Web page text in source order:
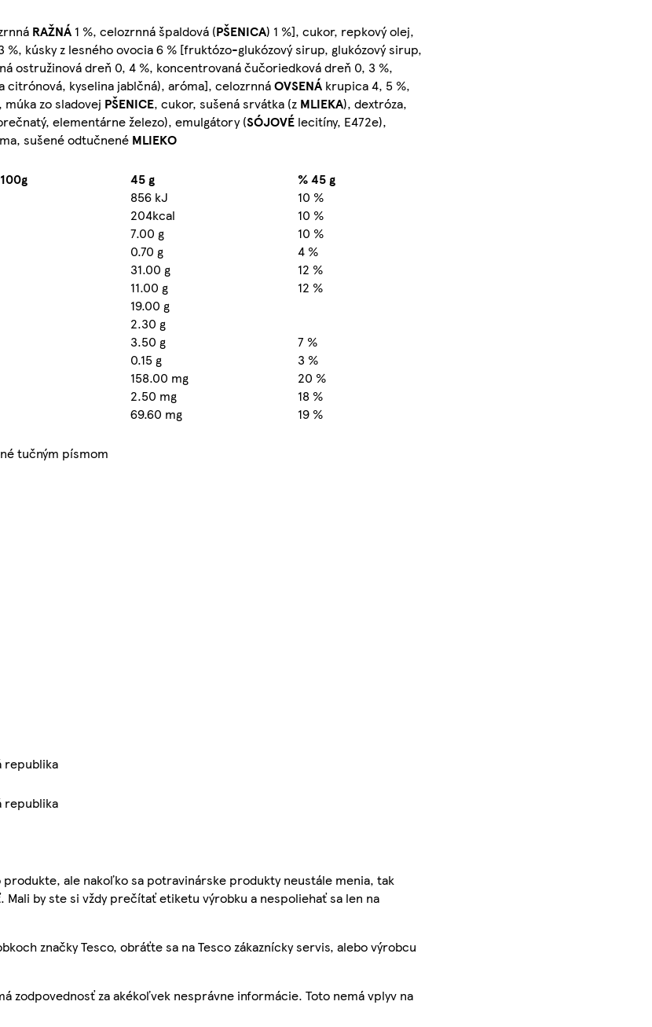
RAŽNÁ 1 %, celozrnná špaldová (PŠENICA) 1 %], cukor, repkový olej,
%, kúsky z lesného ovocia 6 % [fruktózo-glukózový sirup, glukózový sirup,
ostružinová dreň 0, 4 %, koncentrovaná čučoriedková dreň 0, 3 %,
kyselina jablčná), aróma], celozrnnáOVSENÁ krupica 4, 5 %,
múka zo sladovej PŠENICE, cukor, sušená srvátka (z MLIEKA), dextróza,
elementárne železo), emulgátory (SÓJOVÉ lecitíny, E472e),
sušené odtučnené MLIEKO
45 g
% 45 g
856 kJ
10 %
204kcal
10 %
7.00 g
10 %
0.70 g
4 %
31.00 g
12 %
11.00 g
12 %
19.00 g
2.30 g
3.50 g
7 %
0.15 g
3 %
158.00 mg
20 %
2.50 mg
18 %
69.60 mg 19 %
tučným písmom
republika
republika
ale nakoľko sa potravinárske produkty neustále menia, tak
Mali by ste si vždy prečítať etiketu výrobku a nespoliehať sa len na
značky Tesco, obráťte sa na Tesco zákaznícky servis, alebo výrobcu
zodpovednosť za akékoľvek nesprávne informácie. Toto nemá vplyv na